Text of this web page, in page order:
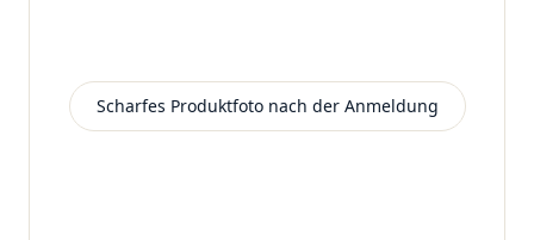
Scharfes Produktfoto nach der Anmeldung